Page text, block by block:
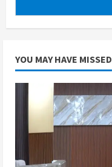
YOU MAY HAVE MISSED